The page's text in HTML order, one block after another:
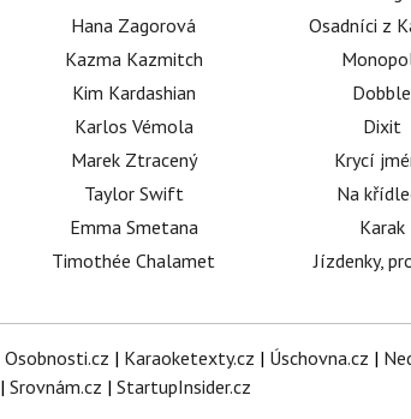
Hana Zagorová
Kazma Kazmitch
Kim Kardashian
Karlos Vémola
Marek Ztracený
Taylor Swift
Emma Smetana
Timothée Chalamet
Osadníci z
Dobble
Dixit
Krycí
Na
Karak
Jízdenky,
Osobnosti.cz | Karaoketexty.cz | Úschovna.cz |
| Srovnám.cz | StartupInsider.cz